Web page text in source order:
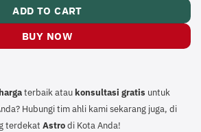
ADD TO CART
BUY NOW
terbaik atau konsultasi gratis untuk
Hubungi tim ahli kami sekarang juga, di
terdekat Astrodi Kota Anda!